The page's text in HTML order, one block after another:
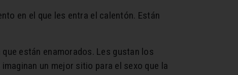
en el que les entra el calentón. Están
están enamorados. Les gustan los
un mejor sitio para el sexo que la